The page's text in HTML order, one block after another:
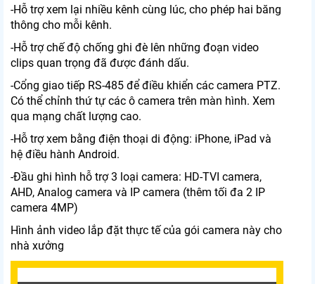
-Hỗ trợ xem lại nhiều kênh cùng lúc, cho phép hai băng
thông cho mỗi kênh.
-Hỗ trợ chế độ chống ghi đè lên những đoạn video
clips quan trọng đã được đánh dấu.
-Cổng giao tiếp RS-485 để điều khiển các camera PTZ.
Có thể chỉnh thứ tự các ô camera trên màn hình. Xem
qua mạng chất lượng cao.
-Hỗ trợ xem bằng điện thoại di động: iPhone, iPad và
hệ điều hành Android.
-Đầu ghi hình hỗ trợ 3 loại camera: HD-TVI camera,
AHD, Analog camera và IP camera (thêm tối đa 2 IP
camera 4MP)
Hình ảnh video lắp đặt thực tế của gói camera này cho
nhà xưởng